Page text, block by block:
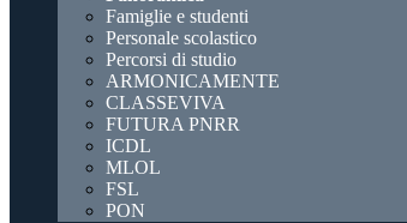
Famiglie e studenti
Personale scolastico
Percorsi di studio
ARMONICAMENTE
CLASSEVIVA
FUTURA PNRR
ICDL
MLOL
FSL
PON